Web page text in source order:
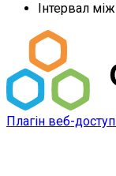
Інтервал
Плагін веб-